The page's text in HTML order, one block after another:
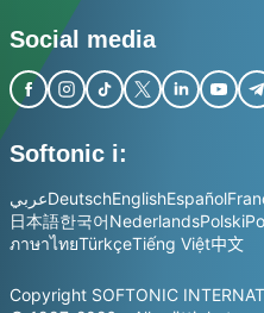
Social media
Softonic i:
عربيDeutschEnglishEspañol
日本語한국어NederlandsPolski
ภาษาไทยTürkçeTiếng Việt中文
Copyright SOFTONIC